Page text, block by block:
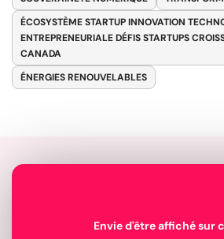
ÉCOSYSTÈME STARTUP INNOVATION
ENTREPRENEURIALE DÉFIS STARTUPS
CANADA
ÉNERGIES RENOUVELABLES
Envie d'être affiché sur